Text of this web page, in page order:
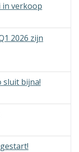
in verkoop
2026 zijn
sluit bijna!